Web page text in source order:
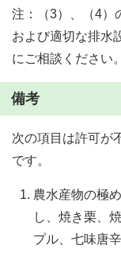
注：（3）、（4）
および適切な排水
にご相談ください。
備考
次の項目は許可が
です。
農水産物の極
し、焼き栗、
プル、七味唐辛